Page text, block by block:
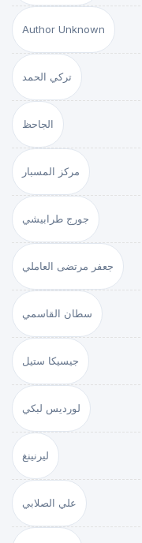
Author Unknown
تركي الحمد
الجاحظ
مركز المسبار
جورج طرابيشي
جعفر مرتضى العاملي
سطان القاسمي
جيسيكا ستيل
لورديس لبكي
ليرنينغ
علي الصلابي